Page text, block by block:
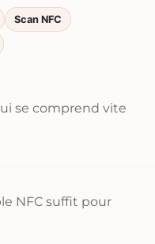
Scan NFC
se comprend vite
NFC suffit pour